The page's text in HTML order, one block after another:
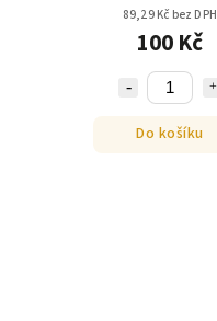
89,29 Kč bez DPH
100 Kč
Do košíku